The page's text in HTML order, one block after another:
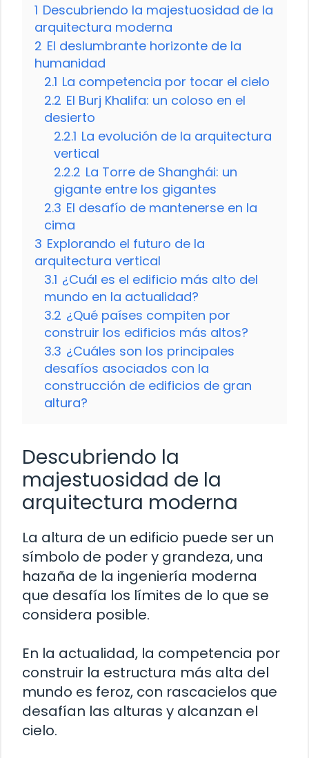
1 Descubriendo la majestuosidad de la
arquitectura moderna
2 El deslumbrante horizonte de la
humanidad
2.1 La competencia por tocar el cielo
2.2 El Burj Khalifa: un coloso en el
desierto
2.2.1 La evolución de la arquitectura
vertical
2.2.2 La Torre de Shanghái: un
gigante entre los gigantes
2.3 El desafío de mantenerse en la
cima
3 Explorando el futuro de la
arquitectura vertical
3.1 ¿Cuál es el edificio más alto del
mundo en la actualidad?
3.2 ¿Qué países compiten por
construir los edificios más altos?
3.3 ¿Cuáles son los principales
desafíos asociados con la
construcción de edificios de gran
altura?
Descubriendo la
majestuosidad de la
arquitectura moderna
La altura de un edificio puede ser un
símbolo de poder y grandeza, una
hazaña de la ingeniería moderna
que desafía los límites de lo que se
considera posible.
En la actualidad, la competencia por
construir la estructura más alta del
mundo es feroz, con rascacielos que
desafían las alturas y alcanzan el
cielo.